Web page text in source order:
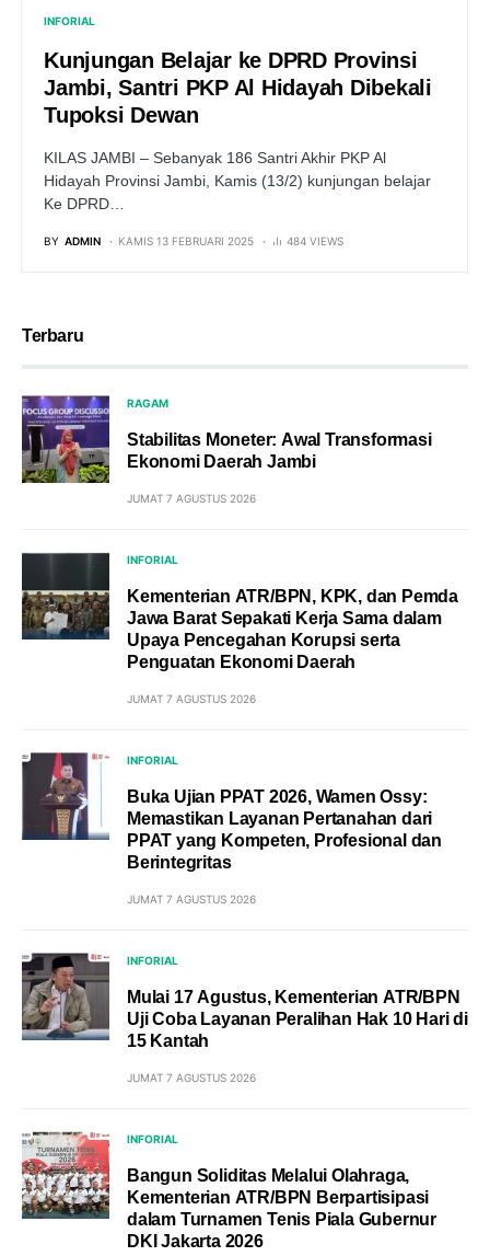
INFORIAL
Kunjungan Belajar ke DPRD Provinsi
Jambi, Santri PKP Al Hidayah Dibekali
Tupoksi Dewan
KILAS JAMBI – Sebanyak 186 Santri Akhir PKP Al
Hidayah Provinsi Jambi, Kamis (13/2) kunjungan belajar
Ke DPRD…
BY ADMIN KAMIS 13 FEBRUARI 2025 484 VIEWS
Terbaru
RAGAM
Stabilitas Moneter: Awal Transformasi
Ekonomi Daerah Jambi
JUMAT 7 AGUSTUS 2026
INFORIAL
Kementerian ATR/BPN, KPK, dan Pemda
Jawa Barat Sepakati Kerja Sama dalam
Upaya Pencegahan Korupsi serta
Penguatan Ekonomi Daerah
JUMAT 7 AGUSTUS 2026
INFORIAL
Buka Ujian PPAT 2026, Wamen Ossy:
Memastikan Layanan Pertanahan dari
PPAT yang Kompeten, Profesional dan
Berintegritas
JUMAT 7 AGUSTUS 2026
INFORIAL
Mulai 17 Agustus, Kementerian ATR/BPN
Uji Coba Layanan Peralihan Hak 10 Hari di
15 Kantah
JUMAT 7 AGUSTUS 2026
INFORIAL
Bangun Soliditas Melalui Olahraga,
Kementerian ATR/BPN Berpartisipasi
dalam Turnamen Tenis Piala Gubernur
DKI Jakarta 2026